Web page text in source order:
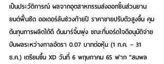
เป็นประวัติการณ์ ผลจากอุตสาหกรรมส่งออกชิ้นส่วนยาน
ยนต์ฟื้นชัด ออเดอร์ล้นช่วงท้ายปี ราคาขายปรับตัวสูงขึ้น คุม
ต้นทุนการผลิตได้ดี ดันมาร์จิ้นพุ่ง ขณะที่บอร์ดใจดีอนุมัติจ่าย
ปันผลระหว่างกาลอัตรา 0.07 บาทต่อหุ้น (1 ก.ค. – 31
ธ.ค.) เตรียมขึ้น XD วันที่ 6 พฤษภาคม 65 ฟาก "สมพล